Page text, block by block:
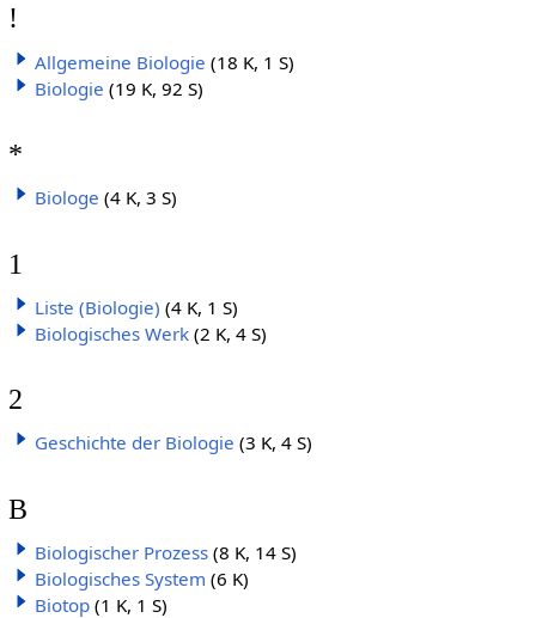
!
Allgemeine Biologie (18 K, 1 S)
Biologie (19 K, 92 S)
*
Biologe (4 K, 3 S)
1
Liste (Biologie) (4 K, 1 S)
Biologisches Werk (2 K, 4 S)
2
Geschichte der Biologie (3 K, 4 S)
B
Biologischer Prozess (8 K, 14 S)
Biologisches System (6 K)
Biotop (1 K, 1 S)